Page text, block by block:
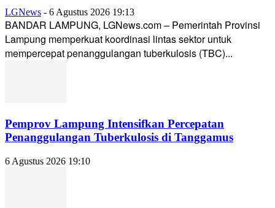
LGNews - 6 Agustus 2026 19:13
BANDAR LAMPUNG, LGNews.com – Pemerintah Provinsi
Lampung memperkuat koordinasi lintas sektor untuk
mempercepat penanggulangan tuberkulosis (TBC)...
Pemprov Lampung Intensifkan Percepatan
Penanggulangan Tuberkulosis di Tanggamus
6 Agustus 2026 19:10